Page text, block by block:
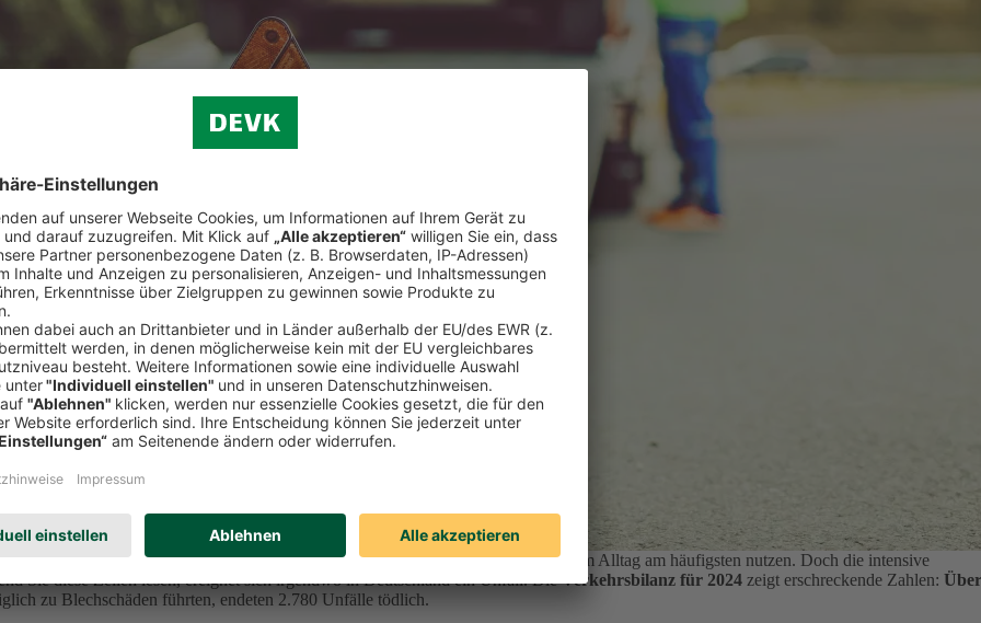
TÜV-Studie aus dem Jahr 2024 ergab, dass 68 Prozent der Befragten ihr Auto im Alltag am häufigsten nutzen. Doch die intensive
Sie diese Zeilen lesen, ereignet sich irgendwo in Deutschland ein Unfall. DieVerkehrsbilanz für 2024 zeigt erschreckende Zahlen: Über
zu Blechschäden führten, endeten 2.780 Unfälle tödlich.